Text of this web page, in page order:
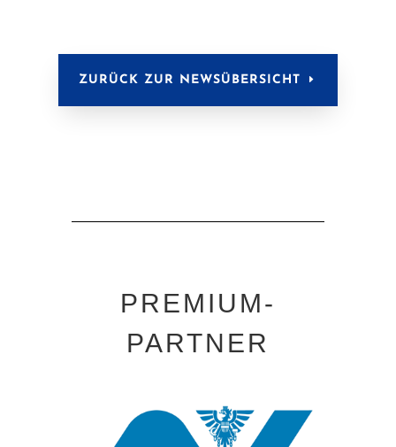
ZURÜCK ZUR NEWSÜBERSICHT
PREMIUM-
PARTNER